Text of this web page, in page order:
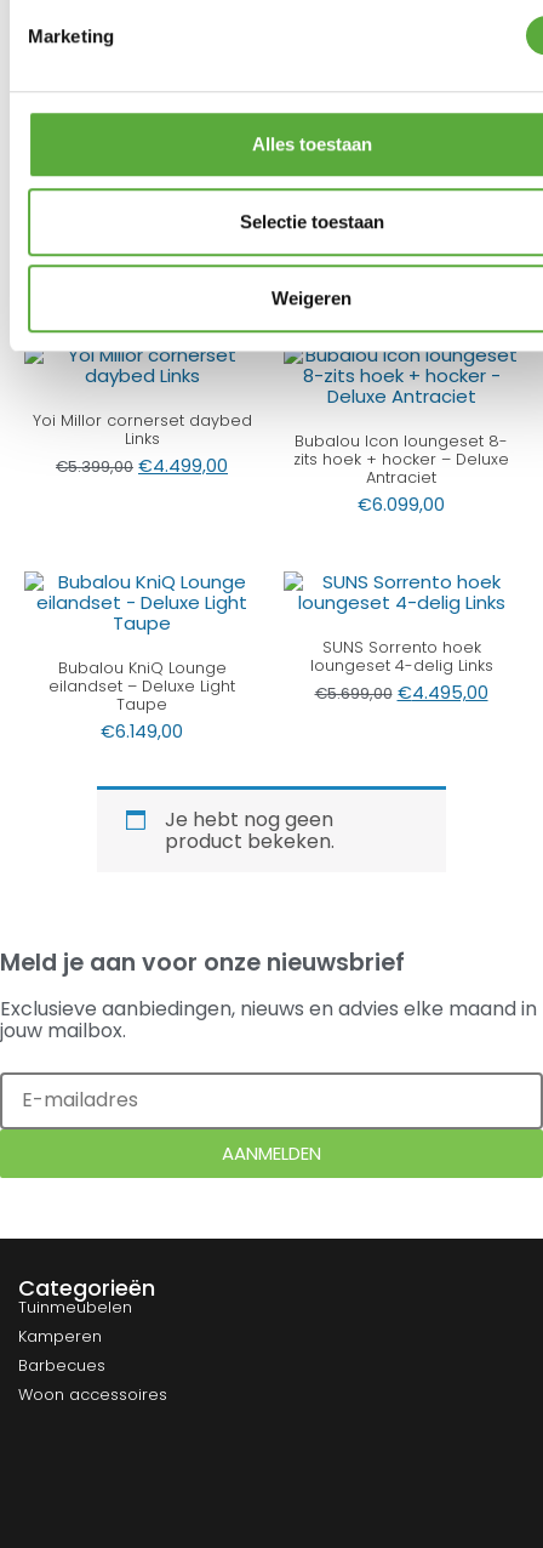
Marketing
Alles toestaan
Selectie toestaan
Weigeren
Platinum AeroCover
Loungeset platformhoes
Achteraf betalen mogelijk
Kopersbescherming met Trusted Shops
GERELATEERDE PRODUCTEN
Yoi Millor cornerset daybed
Links
€5.399,00 €4.499,00
Bubalou Icon loungeset 8-
zits hoek + hocker – Deluxe
Antraciet
€6.099,00
Bubalou KniQ Lounge
eilandset – Deluxe Light
Taupe
€6.149,00
SUNS Sorrento hoek
loungeset 4-delig Links
€5.699,00 €4.495,00
Je hebt nog geen
product bekeken.
Meld je aan voor onze nieuwsbrief
Exclusieve aanbiedingen, nieuws en advies elke maand in
jouw mailbox.
AANMELDEN
Categorieën
Tuinmeubelen
Kamperen
Barbecues
Woon accessoires